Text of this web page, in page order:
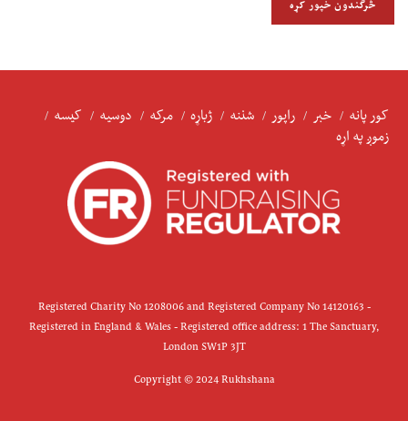
کور پانه خبر راپور شننه ژباړه مرکه دوسیه
کیسه
زموږ په اړه
Registered Charity No 1208006 and Registered Company No 14120163 -
Registered in England & Wales - Registered office address: 1 The Sanctuary,
London SW1P 3JT
Copyright © 2024 Rukhshana